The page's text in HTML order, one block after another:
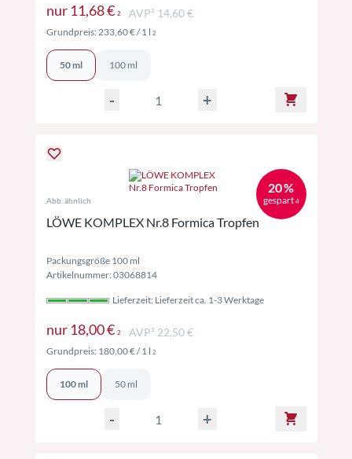
nur 11,68 € 2Preise inkl. MwSt. ggf. zzgl. Versand
AVP² 14,60 €
Grundpreis:233,60 €/ 1 l 2Preise inkl. MwSt. ggf. zzgl. Versand
50 ml 100 ml
- +
20 %
gespart 4
Abb. ähnlich
LÖWE KOMPLEX Nr.8 Formica Tropfen
Packungsgröße 100 ml
Artikelnummer: 03068814
Lieferzeit: Lieferzeit ca. 1-3 Werktage
nur 18,00 € 2Preise inkl. MwSt. ggf. zzgl. Versand
AVP² 22,50 €
Grundpreis: 180,00 €/ 1 l 2Preise inkl. MwSt. ggf. zzgl. Versand
100 ml 50 ml
- +